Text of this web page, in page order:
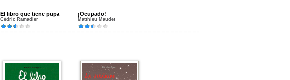
El libro que tiene pupa
Cédric Ramadier
¡Ocupado!
Matthieu Maudet